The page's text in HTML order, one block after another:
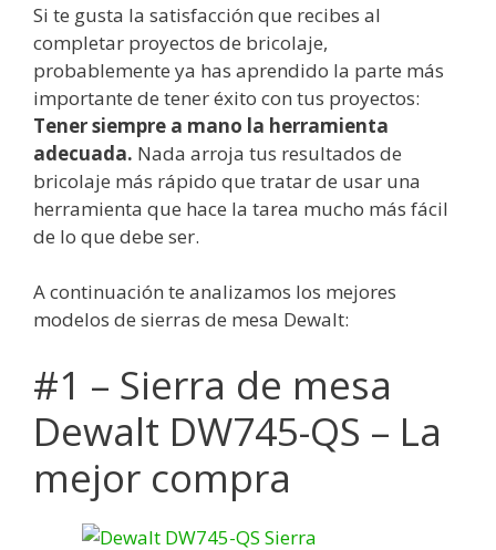
Si te gusta la satisfacción que recibes al
completar proyectos de bricolaje,
probablemente ya has aprendido la parte más
importante de tener éxito con tus proyectos:
Tener siempre a mano la herramienta
adecuada. Nada arroja tus resultados de
bricolaje más rápido que tratar de usar una
herramienta que hace la tarea mucho más fácil
de lo que debe ser.
A continuación te analizamos los mejores
modelos de sierras de mesa Dewalt:
#1 – Sierra de mesa
Dewalt DW745-QS – La
mejor compra